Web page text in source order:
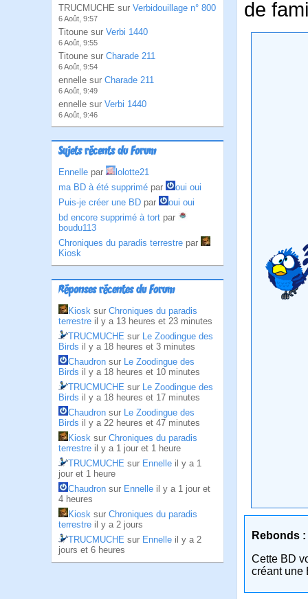
TRUCMUCHE sur Verbidouillage n° 800
6 Août, 9:57
Titoune sur Verbi 1440
6 Août, 9:55
Titoune sur Charade 211
6 Août, 9:54
ennelle sur Charade 211
6 Août, 9:49
ennelle sur Verbi 1440
6 Août, 9:46
Sujets récents du Forum
Ennelle par
lolotte21
ma BD à été supprimé par
oui oui
Puis-je créer une BD par
oui oui
bd encore supprimé à tort par
boudu113
Chroniques du paradis terrestre par
Kiosk
Réponses récentes du Forum
Kiosk sur Chroniques du paradis
terrestre il y a 13 heures et 23 minutes
TRUCMUCHE sur Le Zoodingue des
Birds il y a 18 heures et 3 minutes
Chaudron sur Le Zoodingue des
Birds il y a 18 heures et 10 minutes
TRUCMUCHE sur Le Zoodingue des
Birds il y a 18 heures et 17 minutes
Chaudron sur Le Zoodingue des
Birds il y a 22 heures et 47 minutes
Kiosk sur Chroniques du paradis
terrestre il y a 1 jour et 1 heure
TRUCMUCHE sur Ennelle il y a 1
jour et 1 heure
Chaudron sur Ennelle il y a 1 jour et
4 heures
Kiosk sur Chroniques du paradis
terrestre il y a 2 jours
TRUCMUCHE sur Ennelle il y a 2
jours et 6 heures
de
Rebonds :
Cette BD
créant une